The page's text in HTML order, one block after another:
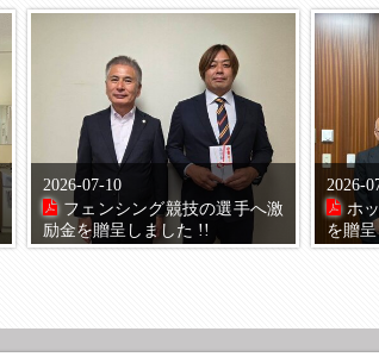
2026-07-10
フェンシング競技の選手へ激
励金を贈呈しました !!
2026-
ホ
を贈